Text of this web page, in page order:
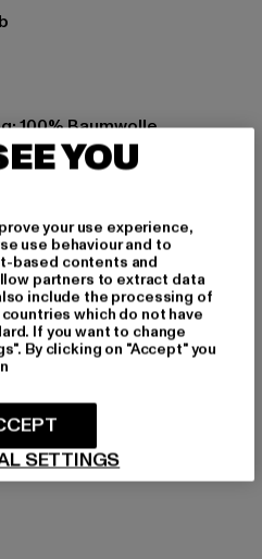
100% Baumwolle
GmbH & Co. KG |
| DE
YOU
your use experience,
use behaviour and to
based contents and
partners to extract data
include the processing of
which do not have
If you want to change
By clicking on "Accept" you
SETTINGS